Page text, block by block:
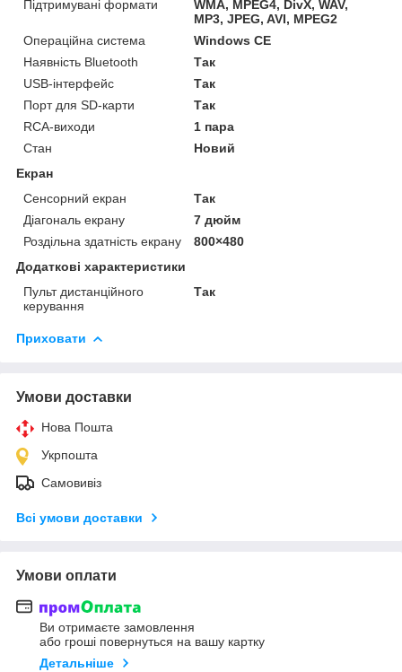
Підтримувані формати
WMA, MPEG4, DivX, WAV,
MP3, JPEG, AVI, MPEG2
Операційна система
Windows CE
Наявність Bluetooth
Так
USB-інтерфейс
Так
Порт для SD-карти
Так
RCA-виходи
1 пара
Стан
Новий
Екран
Сенсорний екран
Так
Діагональ екрану
7 дюйм
Роздільна здатність екрану
800×480
Додаткові характеристики
Пульт дистанційного
керування
Так
Приховати
Умови доставки
Нова Пошта
Укрпошта
Самовивіз
Всі умови доставки
Умови оплати
Ви отримаєте замовлення
або гроші повернуться на вашу картку
Детальніше